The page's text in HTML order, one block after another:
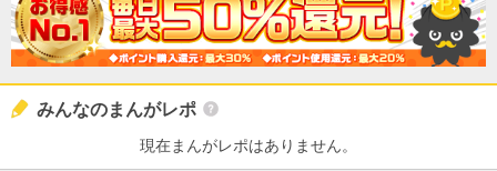
みんなのまんがレポ
現在まんがレポはありません。